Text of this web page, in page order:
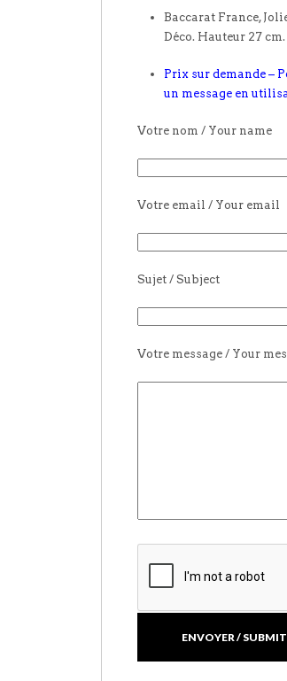
Baccarat France,
Déco. Hauteur 27 cm.
Prix sur demande –
un message en
Votre nom / Your name
Votre email / Your email
Sujet / Subject
Votre message / Your